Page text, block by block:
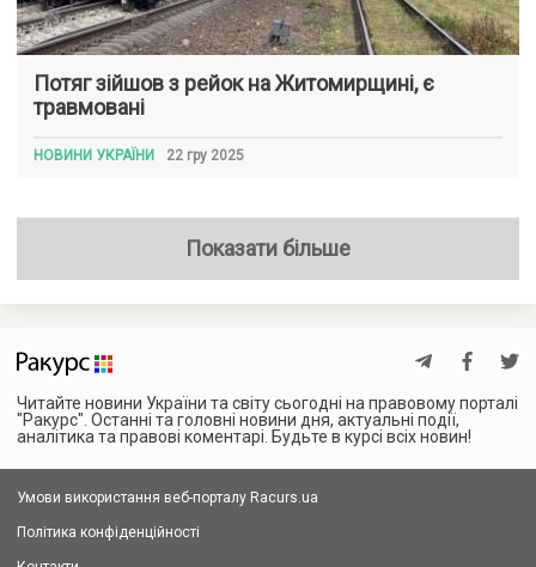
Потяг зійшов з рейок на Житомирщині, є
травмовані
НОВИНИ УКРАЇНИ 22 гру 2025
Показати більше
Читайте новини України та світу сьогодні на правовому порталі
"Ракурс". Останні та головні новини дня, актуальні події,
аналітика та правові коментарі. Будьте в курсі всіх новин!
Умови використання веб-порталу Racurs.ua
Політика конфіденційності